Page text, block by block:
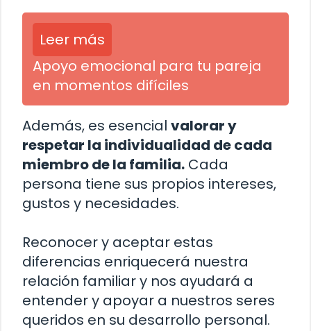
Leer más
Apoyo emocional para tu pareja
en momentos difíciles
Además, es esencial valorar y
respetar la individualidad de cada
miembro de la familia. Cada
persona tiene sus propios intereses,
gustos y necesidades.
Reconocer y aceptar estas
diferencias enriquecerá nuestra
relación familiar y nos ayudará a
entender y apoyar a nuestros seres
queridos en su desarrollo personal.